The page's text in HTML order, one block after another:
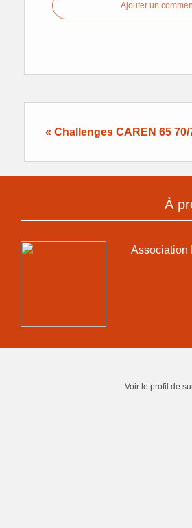
Ajouter un
« Challenges CAREN 65 70/
À
Association
Voir le profil de